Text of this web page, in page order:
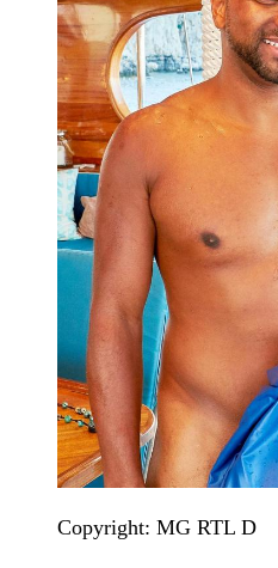
Copyright: MG RTL D